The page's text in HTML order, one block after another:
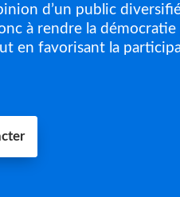
d’un public
à rendre la
en favorisant la